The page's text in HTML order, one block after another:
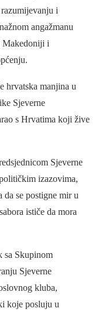
i
angažmanu
Makedoniji i
hrvatska manjina u
Sjeverne
s Hrvatima koji žive
Sjeverne
izazovima,
se postigne mir u
ističe da mora
sa Skupinom
Sjeverne
kluba,
koje posluju u